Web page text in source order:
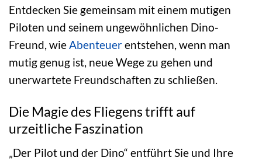
Entdecken Sie gemeinsam mit einem mutigen
Piloten und seinem ungewöhnlichen Dino-
Freund, wieAbenteuerentstehen, wenn man
mutig genug ist, neue Wege zu gehen und
unerwartete Freundschaften zu schließen.
Die Magie des Fliegens trifft auf
urzeitliche Faszination
„Der Pilot und der Dino“ entführt Sie und Ihre